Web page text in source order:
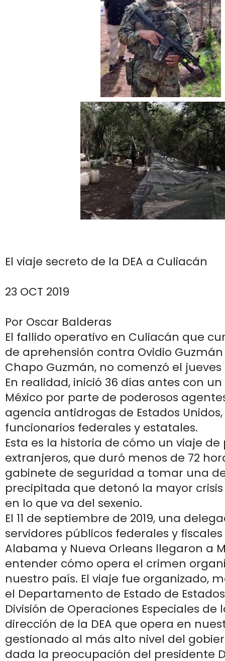
El viaje secreto de la DEA a Culiacán
23 OCT 2019
Por Oscar Balderas
El fallido operativo en Culiacán que
de aprehensión contra Ovidio Guzmán
Chapo Guzmán, no comenzó el jueves
En realidad, inició 36 días antes con
México por parte de poderosos
agencia antidrogas de Estados
funcionarios federales y estatales.
Esta es la historia de cómo un viaje de
extranjeros, que duró menos de 72
gabinete de seguridad a tomar una
precipitada que detonó la mayor
en lo que va del sexenio.
El 11 de septiembre de 2019, una
servidores públicos federales y
Alabama y Nueva Orleans llegaron a
entender cómo opera el crimen
nuestro país. El viaje fue organizado,
el Departamento de Estado de
División de Operaciones Especiales de
dirección de la DEA que opera en
gestionado al más alto nivel del
dada la preocupación del presidente